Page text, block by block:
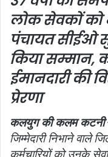
लोक सेवकों को
पंचायत सीईओ
किया सम्मान,
ईमानदारी की
प्रेरणा
कलयुग की कलम कटनी
जिम्मेदारी निभाने वाले